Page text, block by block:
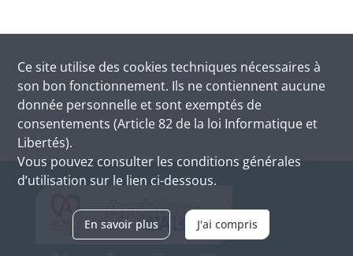
Ce site utilise des cookies techniques nécessaires à
son bon fonctionnement. Ils ne contiennent aucune
donnée personnelle et sont exemptés de
consentements (Article 82 de la loi Informatique et
Libertés).
Vous pouvez consulter les conditions générales
d’utilisation sur le lien ci-dessous.
En savoir plus J'ai compris